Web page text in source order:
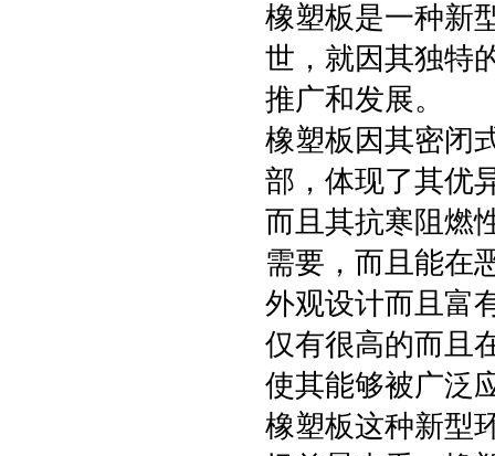
橡塑板是一种新
世，就因其独特
推广和发展。
橡塑板因其密闭
部，体现了其优
而且其抗寒阻燃
需要，而且能在
外观设计而且富
仅有很高的而且
使其能够被广泛
橡塑板这种新型